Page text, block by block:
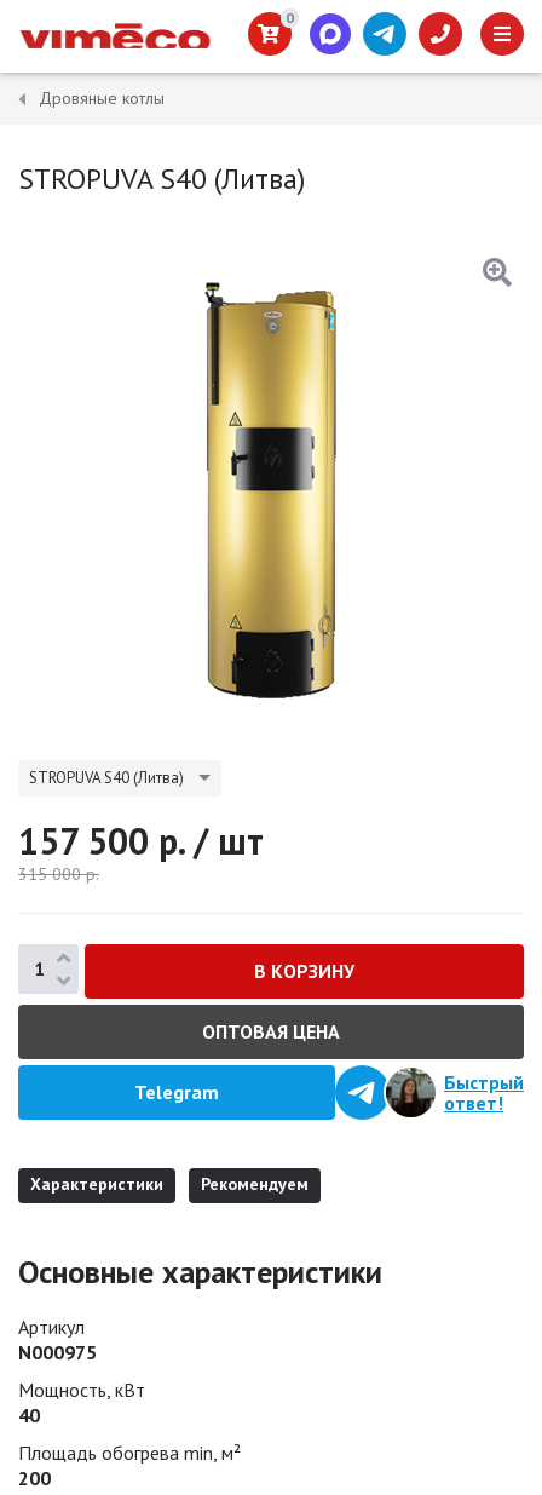
0
Дровяные котлы
STROPUVA S40 (Литва)
STROPUVA S40 (Литва)
157 500 р. / шт
315 000р.
ОПТОВАЯ ЦЕНА
Telegram
Быстрый
ответ!
Характеристики Рекомендуем
Основные характеристики
Артикул
N000975
Мощность, кВт
40
Площадь обогрева min, м²
200